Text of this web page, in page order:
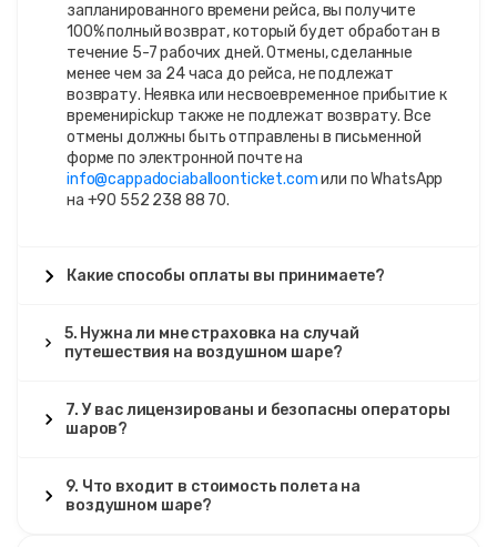
запланированного времени рейса, вы получите
100% полный возврат, который будет обработан в
течение 5-7 рабочих дней. Отмены, сделанные
менее чем за 24 часа до рейса, не подлежат
возврату. Неявка или несвоевременное прибытие к
времениpickup также не подлежат возврату. Все
отмены должны быть отправлены в письменной
форме по электронной почте на
info@cappadociaballoonticket.comили по WhatsApp
на +90 552 238 88 70.
Какие способы оплаты вы принимаете?
5. Нужна ли мне страховка на случай
путешествия на воздушном шаре?
7. У вас лицензированы и безопасны операторы
шаров?
9. Что входит в стоимость полета на
воздушном шаре?